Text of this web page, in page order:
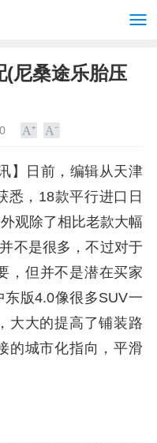
(尼桑途乐胎压
】日前，编辑从天津
悉，18款平行进口日
观除了相比老款大幅
不是很多，不过对于
，但并不是潜在买家
版4.0像很多SUV一
大大的提高了铺装路
的城市化指向，平滑